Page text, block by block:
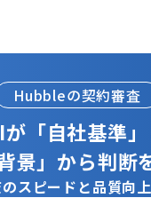
Hubbleの契約審査
「自社基準」
景」から判断
スピードと品質向上